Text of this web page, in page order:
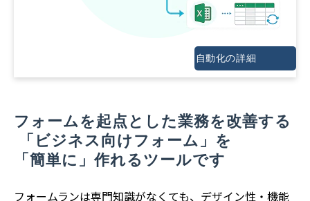
自動化の詳細
フォームを起点とした業務を改善する
「ビジネス向けフォーム」を
「簡単に」作れるツールです
フォームランは専門知識がなくても、デザイン性・機能